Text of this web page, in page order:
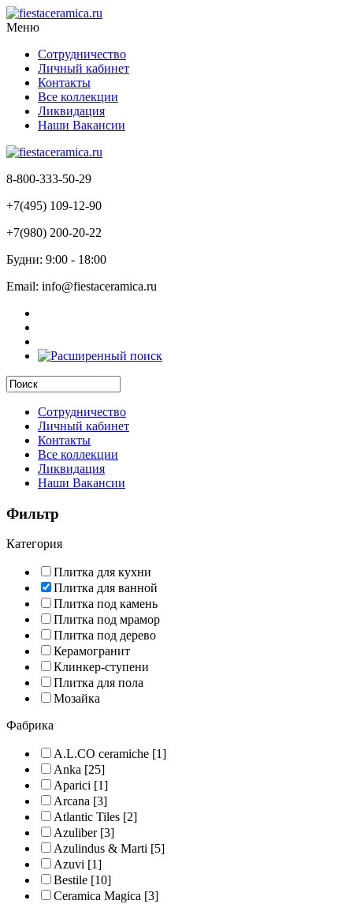
Меню
Сотрудничество
Личный кабинет
Контакты
Все коллекции
Ликвидация
Наши Вакансии
8-800-333-50-29
+7(495) 109-12-90
+7(980) 200-20-22
Будни: 9:00 - 18:00
Email: info@fiestaceramica.ru
Сотрудничество
Личный кабинет
Контакты
Все коллекции
Ликвидация
Наши Вакансии
Фильтр
Категория
Плитка для кухни
Плитка для ванной
Плитка под камень
Плитка под мрамор
Плитка под дерево
Керамогранит
Клинкер-ступени
Плитка для пола
Мозайка
Фабрика
A.L.CO ceramiche [1]
Anka [25]
Aparici [1]
Arcana [3]
Atlantic Tiles [2]
Azuliber[3]
Azulindus & Marti [5]
Azuvi [1]
Bestile [10]
Ceramica Magica [3]